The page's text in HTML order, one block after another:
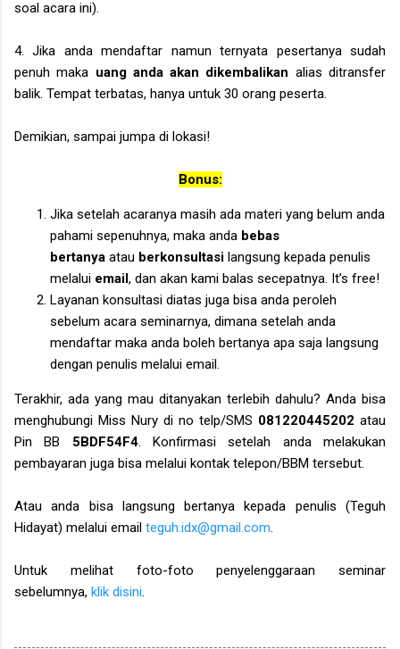
soal acara ini).
4.Jika anda mendaftar namun ternyata pesertanya sudah
penuh maka uang anda akan dikembalikan alias ditransfer
balik. Tempat terbatas, hanya untuk 30 orang peserta.
Demikian, sampai jumpa di lokasi!
Bonus:
Jika setelah acaranya masih ada materi yang belum anda
pahami sepenuhnya, maka anda bebas
bertanya atau berkonsultasi langsung kepada penulis
melalui email, dan akan kami balas secepatnya. It’s free!
Layanan konsultasi diatas juga bisa anda peroleh
sebelum acara seminarnya, dimana setelah anda
mendaftar maka anda boleh bertanya apa saja langsung
dengan penulis melalui email.
Terakhir, ada yang mau ditanyakan terlebih dahulu? Anda bisa
menghubungi Miss Nury di no telp/SMS 081220445202 atau
Pin BB 5BDF54F4. Konfirmasi setelah anda melakukan
pembayaran juga bisa melalui kontak telepon/BBM tersebut.
Atau anda bisa langsung bertanya kepada penulis (Teguh
Hidayat) melalui email teguh.idx@gmail.com.
Untuk melihat foto-foto penyelenggaraan seminar
sebelumnya, klik disini.